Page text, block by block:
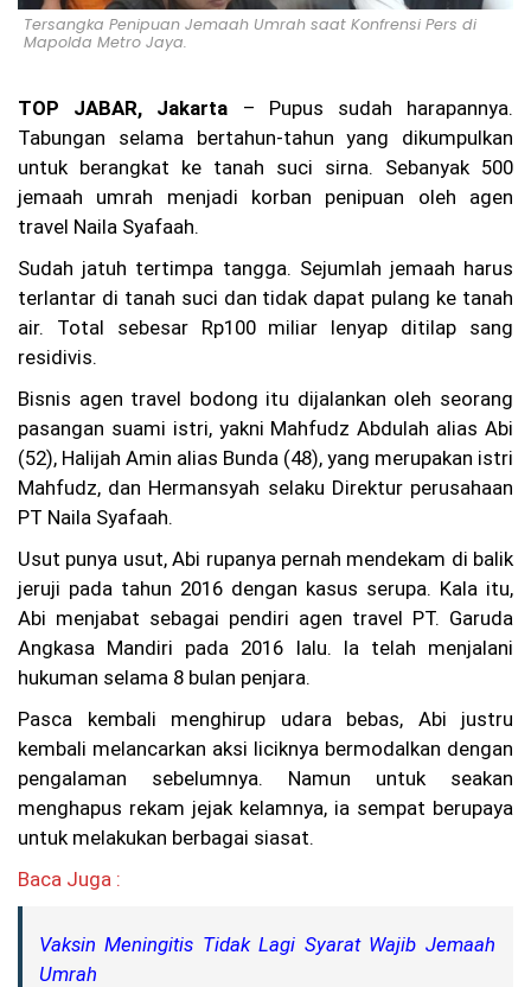
nt
os
rb
ak
di
Pe
an
M
ad
ur
kit
ar
25
0
Pe
nu
ng
Di
ev
ak
ua
si
uc
un
ad
a
D
Tersangka Penipuan Jemaah Umrah saat Konfrensi Pers di
Mapolda Metro Jaya.
TOP JABAR, Jakarta – Pupus sudah harapannya.
Tabungan selama bertahun-tahun yang dikumpulkan
untuk berangkat ke tanah suci sirna. Sebanyak 500
jemaah umrah menjadi korban penipuan oleh agen
travel Naila Syafaah.
Sudah jatuh tertimpa tangga. Sejumlah jemaah harus
terlantar di tanah suci dan tidak dapat pulang ke tanah
air. Total sebesar Rp100 miliar lenyap ditilap sang
residivis.
Bisnis agen travel bodong itu dijalankan oleh seorang
pasangan suami istri, yakni Mahfudz Abdulah alias Abi
(52), Halijah Amin alias Bunda (48), yang merupakan istri
Mahfudz, dan Hermansyah selaku Direktur perusahaan
PT Naila Syafaah.
Usut punya usut, Abi rupanya pernah mendekam di balik
jeruji pada tahun 2016 dengan kasus serupa. Kala itu,
Abi menjabat sebagai pendiri agen travel PT. Garuda
Angkasa Mandiri pada 2016 lalu. Ia telah menjalani
hukuman selama 8 bulan penjara.
Pasca kembali menghirup udara bebas, Abi justru
kembali melancarkan aksi liciknya bermodalkan dengan
pengalaman sebelumnya. Namun untuk seakan
menghapus rekam jejak kelamnya, ia sempat berupaya
untuk melakukan berbagai siasat.
Baca Juga :
Vaksin Meningitis Tidak Lagi Syarat Wajib Jemaah
Umrah